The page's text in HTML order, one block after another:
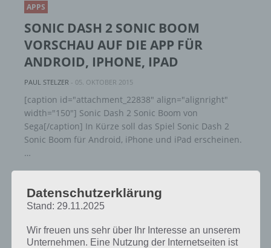
APPS
SONIC DASH 2 SONIC BOOM
VORSCHAU AUF DIE APP FÜR
ANDROID, IPHONE, IPAD
PAUL STELZER - 05. OKTOBER 2015
[caption id="attachment_22838" align="alignright"
width="150"] Sonic Dash 2 Sonic Boom von
Sega[/caption] In Kürze soll das Spiel Sonic Dash 2
Sonic Boom für Android, iPhone und iPad erscheinen.
…
Datenschutzerklärung
Stand: 29.11.2025
Wir freuen uns sehr über Ihr Interesse an unserem
Unternehmen. Eine Nutzung der Internetseiten ist